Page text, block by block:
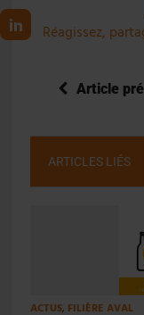
Réagissez,
Article
ARTICLES LIÉS
ACTUS, FILIÈRE AVAL